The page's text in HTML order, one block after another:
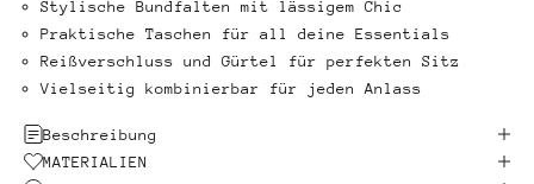
Stylische Bundfalten mit lässigem Chic
Praktische Taschen für all deine Essentials
Reißverschluss und Gürtel für perfekten Sitz
Vielseitig kombinierbar für jeden Anlass
Beschreibung
MATERIALIEN